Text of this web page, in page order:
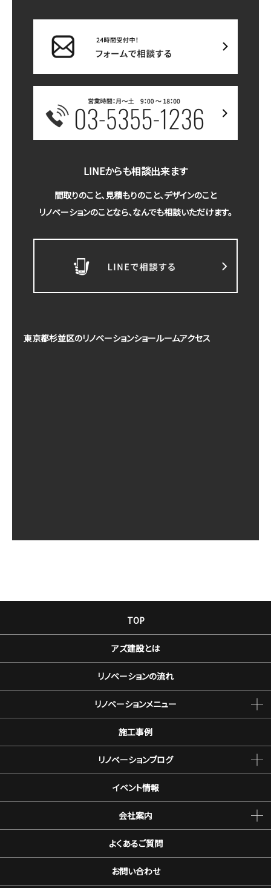
LINEからも相談出来ます
間取りのこと、見積もりのこと、デザインのこと
リノベーションのことなら、なんでも相談いただけます。
東京都杉並区のリノベーションショールームアクセス
TOP
アズ建設とは
リノベーションの流れ
リノベーションメニュー
施工事例
リノベーションブログ
イベント情報
会社案内
よくあるご質問
お問い合わせ